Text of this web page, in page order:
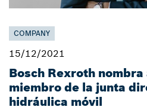
COMPANY
15/12/2021
Bosch Rexroth nombra
miembro de la junta
hidráulica móvil